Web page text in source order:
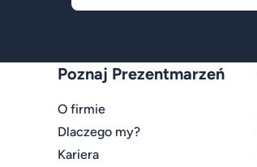
Poznaj Prezentmarzeń
O firmie
Dlaczego my?
Kariera